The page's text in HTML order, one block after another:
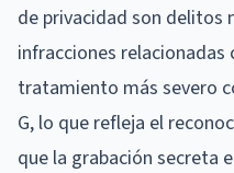
de privacidad son delitos
infracciones relacionadas
tratamiento más severo
G, lo que refleja el
que la grabación secreta